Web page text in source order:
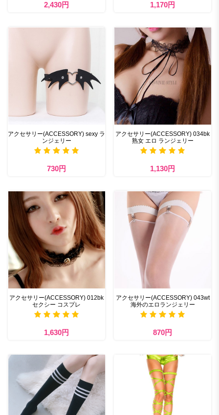
2,430円 1,170円
アクセサリー(ACCESSORY) sexy ラ
ンジェリー
730円
アクセサリー(ACCESSORY) 034bk
熟女 エロ ランジェリー
1,130円
アクセサリー(ACCESSORY) 012bk
セクシー コスプレ
1,630円
アクセサリー(ACCESSORY) 043wt
海外のエロランジェリー
870円